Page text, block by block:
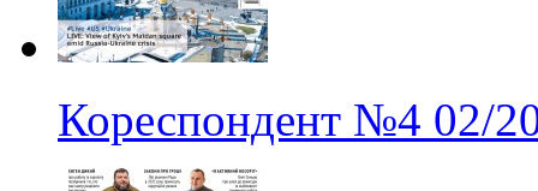
Кореспондент №4 02/